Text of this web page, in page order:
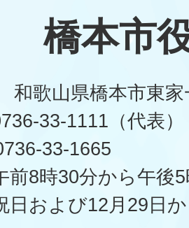
橋本市
歌山県橋本市東家
33-1111（代表）
33-1665
前8時30分から午後
日および12月29日